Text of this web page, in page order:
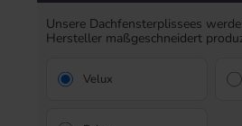
Unsere Dachfensterplissees
Hersteller maßgeschneidert
Velux